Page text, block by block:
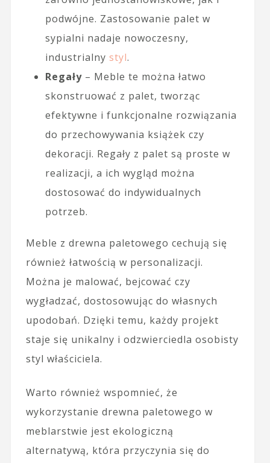
podwójne. Zastosowanie palet w
sypialni nadaje nowoczesny,
industrialny styl.
Regały– Meble te można łatwo
skonstruować z palet, tworząc
efektywne i funkcjonalne rozwiązania
do przechowywania książek czy
dekoracji. Regały z palet są proste w
realizacji, a ich wygląd można
dostosować do indywidualnych
potrzeb.
Meble z drewna paletowego cechują się
również łatwością w personalizacji.
Można je malować, bejcować czy
wygładzać, dostosowując do własnych
upodobań. Dzięki temu, każdy projekt
staje się unikalny i odzwierciedla osobisty
styl właściciela.
Warto również wspomnieć, że
wykorzystanie drewna paletowego w
meblarstwie jest ekologiczną
alternatywą, która przyczynia się do